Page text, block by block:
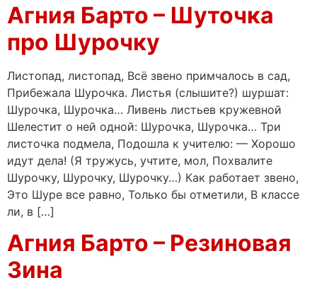
Агния Барто – Шуточка
про Шурочку
Листопад, листопад, Всё звено примчалось в сад,
Прибежала Шурочка. Листья (слышите?) шуршат:
Шурочка, Шурочка… Ливень листьев кружевной
Шелестит о ней одной: Шурочка, Шурочка… Три
листочка подмела, Подошла к учителю: — Хорошо
идут дела! (Я тружусь, учтите, мол, Похвалите
Шурочку, Шурочку, Шурочку…) Как работает звено,
Это Шуре все равно, Только бы отметили, В классе
ли, в […]
Агния Барто – Резиновая
Зина